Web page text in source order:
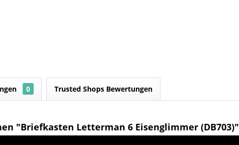
0 Trusted Shops Bewertungen
"Briefkasten Letterman 6 Eisenglimmer (DB703)"